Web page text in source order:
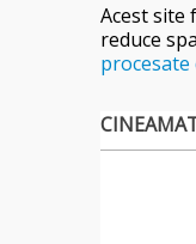
Acest site
reduce